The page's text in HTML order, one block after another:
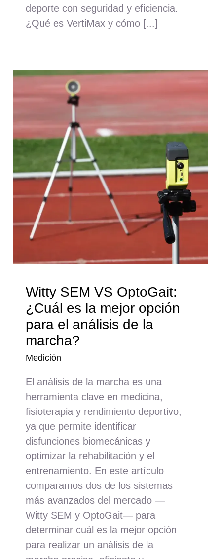
deporte con seguridad y eficiencia.
¿Qué es VertiMax y cómo [...]
Witty SEM VS OptoGait:
¿Cuál es la mejor opción
para el análisis de la
marcha?
Medición
El análisis de la marcha es una
herramienta clave en medicina,
fisioterapia y rendimiento deportivo,
ya que permite identificar
disfunciones biomecánicas y
optimizar la rehabilitación y el
entrenamiento. En este artículo
comparamos dos de los sistemas
más avanzados del mercado —
Witty SEM y OptoGait— para
determinar cuál es la mejor opción
para realizar un análisis de la